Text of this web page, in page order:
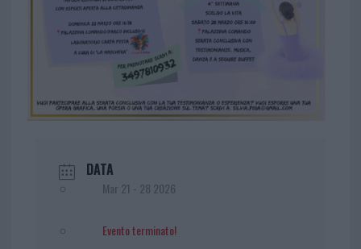
DATA
Mar 21 - 28 2026
Evento terminato!